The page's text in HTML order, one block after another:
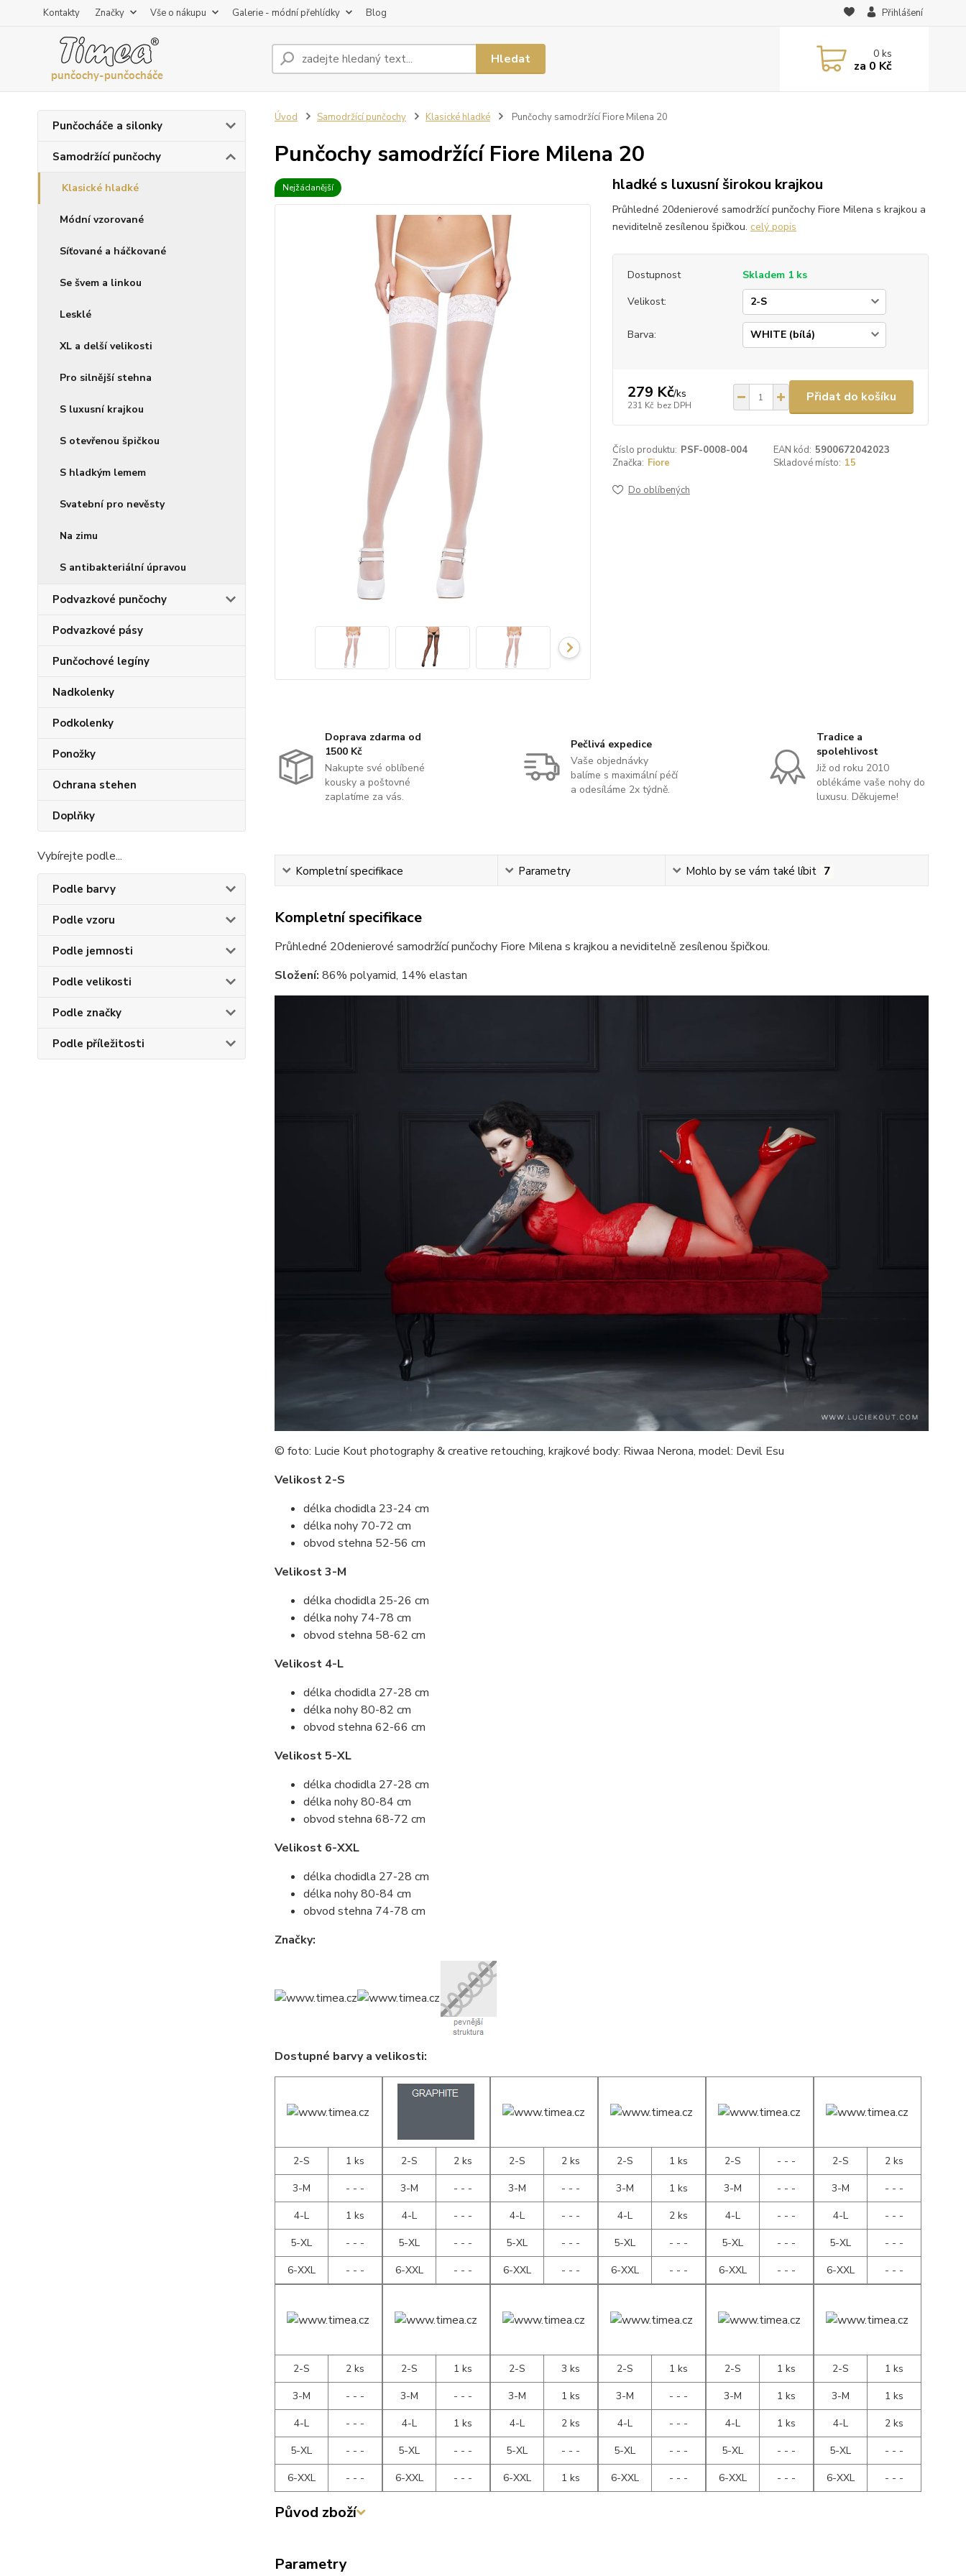
Kontakty Značky Vše o nákupu Galerie - módní přehlídky Blog Přihlášení
Hledat 0ks
za 0 Kč
Punčocháče a silonky
Samodržící punčochy
Klasické hladké
Módní vzorované
Síťované a háčkované
Se švem a linkou
Lesklé
XL a delší velikosti
Pro silnější stehna
S luxusní krajkou
S otevřenou špičkou
S hladkým lemem
Svatební pro nevěsty
Na zimu
S antibakteriální úpravou
Podvazkové punčochy
Podvazkové pásy
Punčochové legíny
Nadkolenky
Podkolenky
Ponožky
Ochrana stehen
Doplňky
Vybírejte podle...
Podle barvy
Podle vzoru
Podle jemnosti
Podle velikosti
Podle značky
Podle příležitosti
Úvod Samodržící punčochy Klasické hladké Punčochy samodržící Fiore Milena 20
Punčochy samodržící Fiore Milena 20
Nejžádanější hladké s luxusní širokou krajkou
Průhledné 20denierové samodržící punčochy Fiore Milena s krajkou a
neviditelně zesílenou špičkou. celý popis
Dostupnost
Skladem 1 ks
Velikost:
Barva:
279 Kč/ks
231 Kč bez DPH
Přidat do košíku
Číslo produktu: PSF-0008-004 EAN kód: 5900672042023
Značka: Fiore Skladové místo: 15
Do oblíbených
Doprava zdarma od
1500 Kč
Nakupte své oblíbené
kousky a poštovné
zaplatíme za vás.
Pečlivá expedice
Vaše objednávky
balíme s maximální péčí
a odesíláme 2x týdně.
Tradice a
spolehlivost
Již od roku 2010
oblékáme vaše nohy do
luxusu. Děkujeme!
Kompletní specifikace Parametry Mohlo by se vám také líbit 7
Kompletní specifikace
Průhledné 20denierové samodržící punčochy Fiore Milena s krajkou a neviditelně zesílenou špičkou.
Složení: 86% polyamid, 14% elastan
© foto: Lucie Kout photography & creative retouching, krajkové body: Riwaa Nerona, model: Devil Esu
Velikost 2-S
délka chodidla 23-24 cm
délka nohy 70-72 cm
obvod stehna 52-56 cm
Velikost 3-M
délka chodidla 25-26 cm
délka nohy 74-78 cm
obvod stehna 58-62 cm
Velikost 4-L
délka chodidla 27-28 cm
délka nohy 80-82 cm
obvod stehna 62-66 cm
Velikost 5-XL
délka chodidla 27-28 cm
délka nohy 80-84 cm
obvod stehna 68-72 cm
Velikost 6-XXL
délka chodidla 27-28 cm
délka nohy 80-84 cm
obvod stehna 74-78 cm
Značky:
Dostupné barvy a velikosti:
2-S
1 ks
3-M
- - -
4-L
1 ks
5-XL
- - -
6-XXL
- - -
2-S
2 ks
3-M
- - -
4-L
- - -
5-XL
- - -
6-XXL
- - -
2-S
2 ks
3-M
- - -
4-L
- - -
5-XL
- - -
6-XXL
- - -
2-S
1 ks
3-M
1 ks
4-L
2 ks
5-XL
- - -
6-XXL
- - -
2-S
- - -
3-M
- - -
4-L
- - -
5-XL
- - -
6-XXL
- - -
2-S
2 ks
3-M
- - -
4-L
- - -
5-XL
- - -
6-XXL
- - -
2-S
2 ks
3-M
- - -
4-L
- - -
5-XL
- - -
6-XXL
- - -
2-S
1 ks
3-M
- - -
4-L
1 ks
5-XL
- - -
6-XXL
- - -
2-S
3 ks
3-M
1 ks
4-L
2 ks
5-XL
- - -
6-XXL
1 ks
2-S
1 ks
3-M
- - -
4-L
- - -
5-XL
- - -
6-XXL
- - -
2-S
1 ks
3-M
1 ks
4-L
1 ks
5-XL
- - -
6-XXL
- - -
2-S
1 ks
3-M
1 ks
4-L
2 ks
5-XL
- - -
6-XXL
- - -
Původ zboží
Parametry